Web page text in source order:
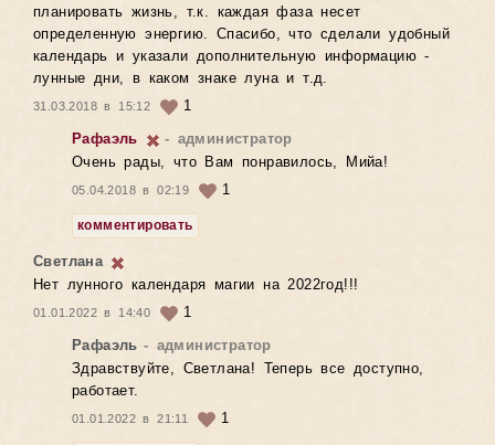
планировать жизнь, т.к. каждая фаза несет
определенную энергию. Спасибо, что сделали удобный
календарь и указали дополнительную информацию -
лунные дни, в каком знаке луна и т.д.
31.03.2018 в 15:12
1
Рафаэль
- администратор
Очень рады, что Вам понравилось, Мийа!
05.04.2018 в 02:19 1
комментировать
Светлана
Нет лунного календаря магии на 2022год!!!
01.01.2022 в 14:40
1
Рафаэль - администратор
Здравствуйте, Светлана! Теперь все доступно,
работает.
01.01.2022 в 21:11 1